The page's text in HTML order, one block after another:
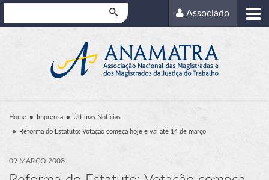
Associado
Home Imprensa Últimas Notícias
Reforma do Estatuto: Votação começa hoje e vai até 14 de março
09 MARÇO 2008